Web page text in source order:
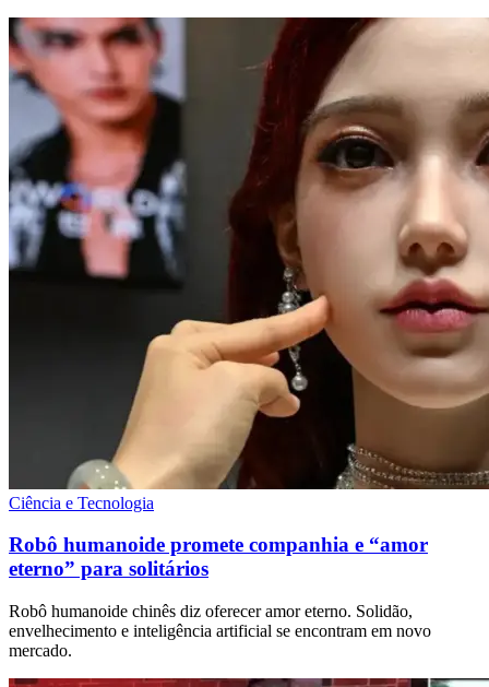
Ciência e Tecnologia
Robô humanoide promete companhia e “amor
eterno” para solitários
Robô humanoide chinês diz oferecer amor eterno. Solidão,
envelhecimento e inteligência artificial se encontram em novo
mercado.